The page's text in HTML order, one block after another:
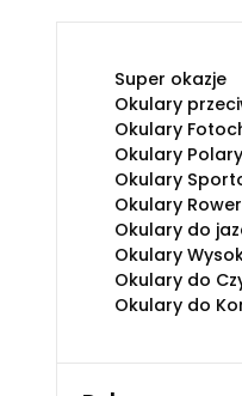
Super okazje
Okulary
Okulary
Okulary
Okulary
Okulary
Okulary do
Okulary
Okulary do
Okulary do